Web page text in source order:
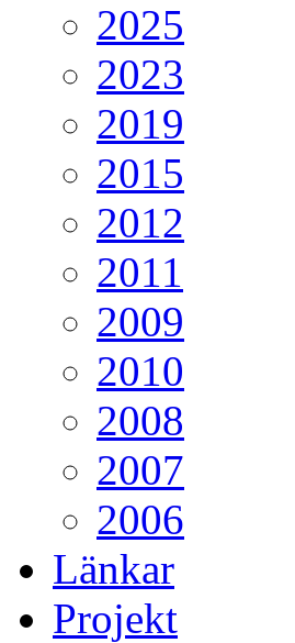
2025
2023
2019
2015
2012
2011
2009
2010
2008
2007
2006
Länkar
Projekt